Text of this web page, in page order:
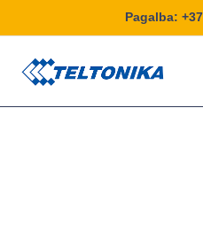
Pagalba: